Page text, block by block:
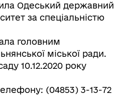
Одеський державний
за спеціальністю
головним
міської ради.
10.12.2020 року
(04853) 3-13-72